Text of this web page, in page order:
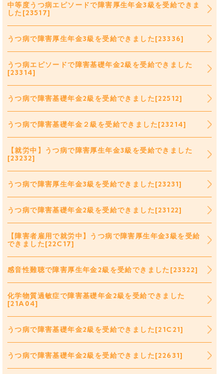
中等度うつ病エピソードで障害厚生年金3級を受給できま
した[23517]
うつ病で障害厚生年金3級を受給できました[23336]
うつ病エピソードで障害基礎年金2級を受給できました
[23314]
うつ病で障害基礎年金2級を受給できました[22512]
うつ病で障害基礎年金２級を受給できました[23214]
【就労中】うつ病で障害厚生年金3級を受給できました
[23232]
うつ病で障害厚生年金3級を受給できました[23231]
うつ病で障害基礎年金2級を受給できました[23122]
【障害者雇用で就労中】うつ病で障害厚生年金3級を受給
できました[22C17]
感音性難聴で障害厚生年金2級を受給できました[23322]
化学物質過敏症で障害基礎年金2級を受給できました
[21A04]
うつ病で障害基礎年金2級を受給できました[21C21]
うつ病で障害基礎年金2級を受給できました[22631]